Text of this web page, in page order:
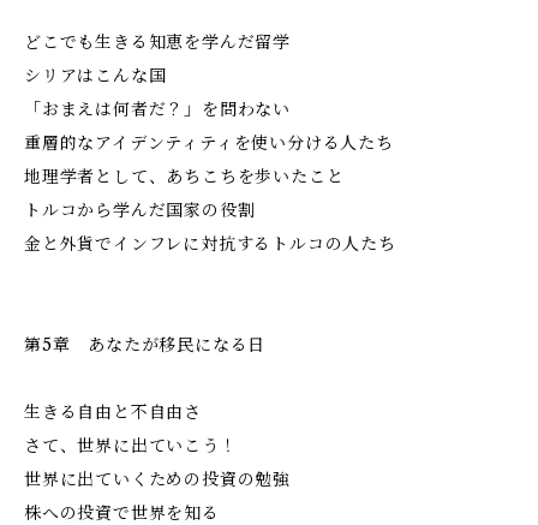
どこでも生きる知恵を学んだ留学
シリアはこんな国
「おまえは何者だ？」を問わない
重層的なアイデンティティを使い分ける人たち
地理学者として、あちこちを歩いたこと
トルコから学んだ国家の役割
金と外貨でインフレに対抗するトルコの人たち
第5章 あなたが移民になる日
生きる自由と不自由さ
さて、世界に出ていこう！
世界に出ていくための投資の勉強
株への投資で世界を知る